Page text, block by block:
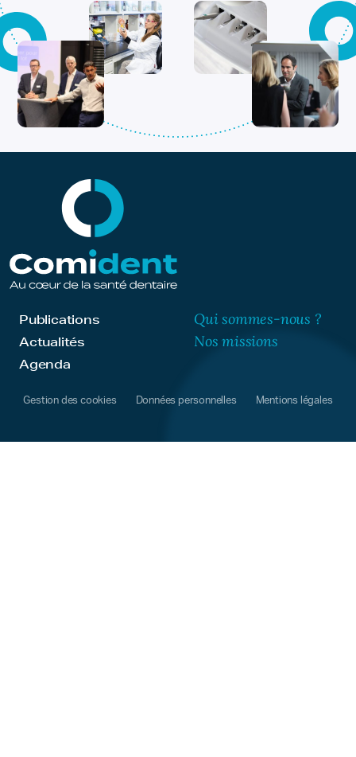
Publications
Actualités
Agenda
Qui sommes-nous ?
Nos missions
Gestion des cookies Données personnelles Mentions légales